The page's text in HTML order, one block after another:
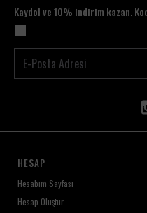
Kaydol ve 10% indirim kazan. Kod
HESAP
Hesabım Sayfası
Hesap Oluştur